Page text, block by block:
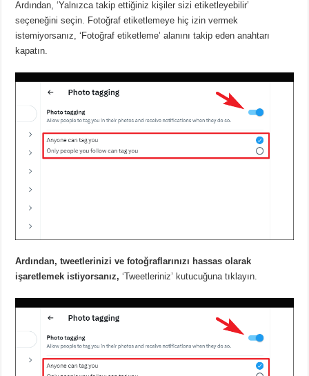
Ardından, ‘Yalnızca takip ettiğiniz kişiler sizi etiketleyebilir’
seçeneğini seçin. Fotoğraf etiketlemeye hiç izin vermek
istemiyorsanız, ‘Fotoğraf etiketleme’ alanını takip eden anahtarı
kapatın.
Ardından, tweetlerinizi ve fotoğraflarınızı hassas olarak
işaretlemek istiyorsanız, ‘Tweetleriniz’ kutucuğuna tıklayın.